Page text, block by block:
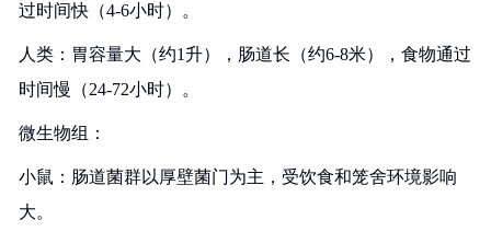
过时间快（4-6小时）。
人类：胃容量大（约1升），肠道长（约6-8米），食物通过
时间慢（24-72小时）。
微生物组：
小鼠：肠道菌群以厚壁菌门为主，受饮食和笼舍环境影响
大。